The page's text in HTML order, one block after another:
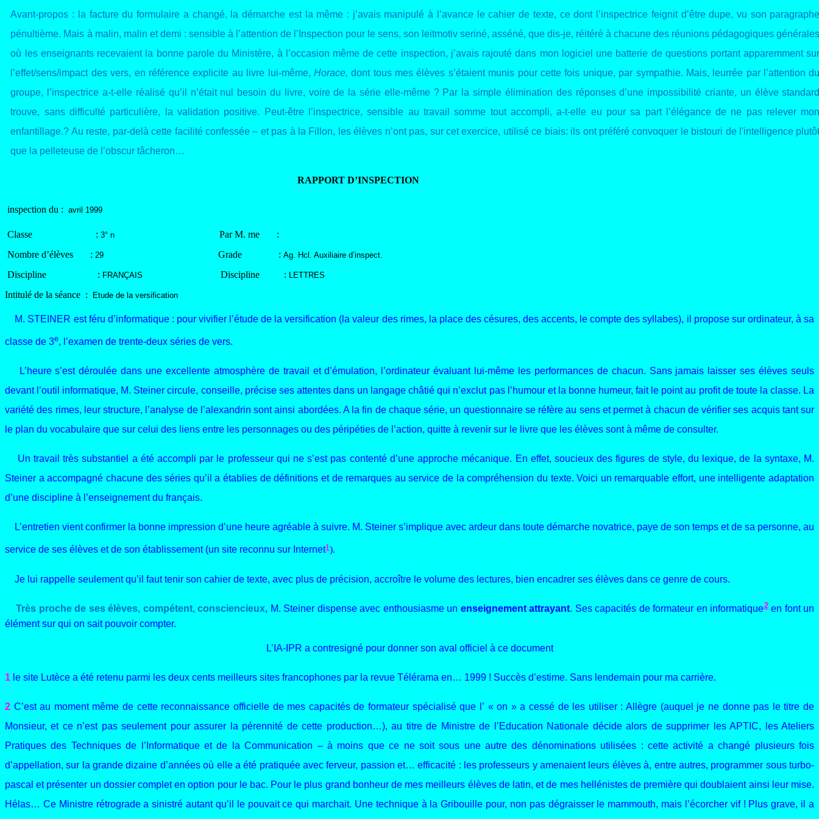
Avant-propos : la facture du formulaire a changé, la démarche est la même : j’avais manipulé à l’avance le cahier de texte, ce dont l’inspectrice feignit d’être dupe, vu son
pénultième. Mais à malin, malin et demi : sensible à l’attention de l’Inspection pour le sens, son leitmotiv seriné, asséné, que dis-je, réitéré à chacune des réunions pédagogiques
où les enseignants recevaient la bonne parole du Ministère, à l’occasion même de cette inspection, j’avais rajouté dans mon logiciel une batterie de questions portant apparemment
l’effet/sens/impact des vers, en référence explicite au livre lui-même, Horace, dont tous mes élèves s’étaient munis pour cette fois unique, par sympathie. Mais, leurrée par l’attention
groupe, l’inspectrice a-t-elle réalisé qu’il n’était nul besoin du livre, voire de la série elle-même ? Par la simple élimination des réponses d’une impossibilité criante, un élève
trouve, sans difficulté particulière, la validation positive. Peut-être l’inspectrice, sensible au travail somme tout accompli, a-t-elle eu pour sa part l’élégance de ne pas relever
enfantillage.? Au reste, par-delà cette facilité confessée – et pas à la Fillon, les élèves n’ont pas, sur cet exercice, utilisé ce biais: ils ont préféré convoquer le bistouri de l'intelligence
que la pelleteuse de l’obscur tâcheron…
RAPPORT D’INSPECTION
inspection du : avril 1999
Classe : 3° n Par M. me
:
Nombre d’élèves
: 29 Grade : Ag. Hcl. Auxiliaire d’inspect.
Discipline : FRANÇAIS Discipline : LETTRES
Intitulé de la séance : Etude de la versification
M. STEINER est féru d’informatique : pour vivifier l’étude de la versification (la valeur des rimes, la place des césures, des accents, le compte des syllabes), il propose sur ordinateur, à sa
classe de 3e, l’examen de trente-deux séries de vers.
L’heure s’est déroulée dans une excellente atmosphère de travail et d’émulation, l’ordinateur évaluant lui-même les performances de chacun. Sans jamais laisser ses élèves seuls
devant l’outil informatique, M. Steiner circule, conseille, précise ses attentes dans un langage châtié qui n’exclut pas l’humour et la bonne humeur, fait le point au profit de toute la classe. La
variété des rimes, leur structure, l’analyse de l’alexandrin sont ainsi abordées. A la fin de chaque série, un questionnaire se réfère au sens et permet à chacun de vérifier ses acquis tant sur
le plan du vocabulaire que sur celui des liens entre les personnages ou des péripéties de l’action, quitte à revenir sur le livre que les élèves sont à même de consulter.
Un travail très substantiel a été accompli par le professeur qui ne s’est pas contenté d’une approche mécanique. En effet, soucieux des figures de style, du lexique, de la syntaxe, M.
Steiner a accompagné chacune des séries qu’il a établies de définitions et de remarques au service de la compréhension du texte. Voici un remarquable effort, une intelligente adaptation
d’une discipline à l’enseignement du français.
L’entretien vient confirmer la bonne impression d’une heure agréable à suivre. M. Steiner s’implique avec ardeur dans toute démarche novatrice, paye de son temps et de sa personne, au
service de ses élèves et de son établissement (un site reconnu sur Internet1).
Je lui rappelle seulement qu’il faut tenir son cahier de texte, avec plus de précision, accroître le volume des lectures, bien encadrer ses élèves dans ce genre de cours.
Très proche de ses élèves, compétent, consciencieux, M. Steiner dispense avec enthousiasme un enseignement attrayant. Ses capacités de formateur en informatique2 en font un
élément sur qui on sait pouvoir compter.
L’IA-IPR a contresigné pour donner son aval officiel à ce document
1 le site Lutèce a été retenu parmi les deux cents meilleurs sites francophones par la revue Télérama en… 1999 ! Succès d’estime. Sans lendemain pour ma carrière.
2 C’est au moment même de cette reconnaissance officielle de mes capacités de formateur spécialisé que l’ « on » a cessé de les utiliser : Allègre (auquel je ne donne pas le titre de
Monsieur, et ce n’est pas seulement pour assurer la pérennité de cette production…), au titre de Ministre de l’Education Nationale décide alors de supprimer les APTIC, les Ateliers
Pratiques des Techniques de l’Informatique et de la Communication – à moins que ce ne soit sous une autre des dénominations utilisées : cette activité a changé plusieurs fois
d’appellation, sur la grande dizaine d’années où elle a été pratiquée avec ferveur, passion et… efficacité : les professeurs y amenaient leurs élèves à, entre autres, programmer sous turbo-
pascal et présenter un dossier complet en option pour le bac. Pour le plus grand bonheur de mes meilleurs élèves de latin, et de mes hellénistes de première qui doublaient ainsi leur mise.
Hélas… Ce Ministre rétrograde a sinistré autant qu’il le pouvait ce qui marchait. Une technique à la Gribouille pour, non pas dégraisser le mammouth, mais l’écorcher vif ! Plus grave, il a